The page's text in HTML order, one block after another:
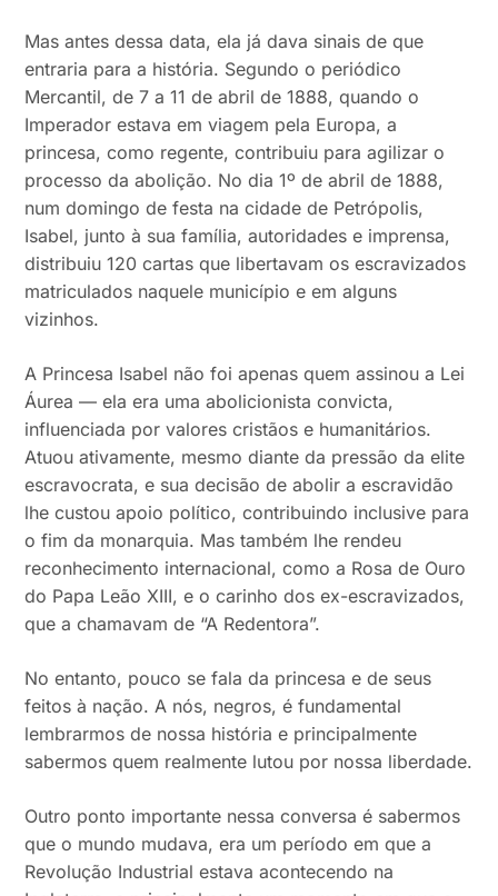
Mas antes dessa data, ela já dava sinais de que
entraria para a história. Segundo o periódico
Mercantil, de 7 a 11 de abril de 1888, quando o
Imperador estava em viagem pela Europa, a
princesa, como regente, contribuiu para agilizar o
processo da abolição. No dia 1º de abril de 1888,
num domingo de festa na cidade de Petrópolis,
Isabel, junto à sua família, autoridades e imprensa,
distribuiu 120 cartas que libertavam os escravizados
matriculados naquele município e em alguns
vizinhos.
A Princesa Isabel não foi apenas quem assinou a Lei
Áurea — ela era uma abolicionista convicta,
influenciada por valores cristãos e humanitários.
Atuou ativamente, mesmo diante da pressão da elite
escravocrata, e sua decisão de abolir a escravidão
lhe custou apoio político, contribuindo inclusive para
o fim da monarquia. Mas também lhe rendeu
reconhecimento internacional, como a Rosa de Ouro
do Papa Leão XIII, e o carinho dos ex-escravizados,
que a chamavam de “A Redentora”.
No entanto, pouco se fala da princesa e de seus
feitos à nação. A nós, negros, é fundamental
lembrarmos de nossa história e principalmente
sabermos quem realmente lutou por nossa liberdade.
Outro ponto importante nessa conversa é sabermos
que o mundo mudava, era um período em que a
Revolução Industrial estava acontecendo na